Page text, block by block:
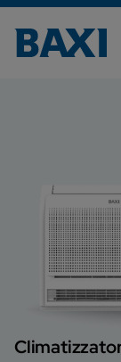
Console Mono